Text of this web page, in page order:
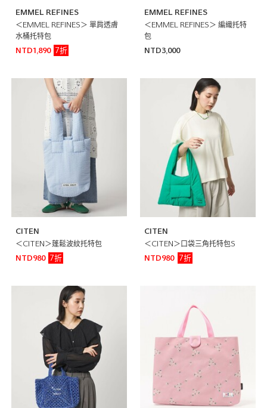
EMMEL REFINES
＜EMMEL REFINES＞ 單肩透膚
水桶托特包
NTD1,890
7折
EMMEL REFINES
＜EMMEL REFINES＞ 編織托特
包
NTD3,000
CITEN
＜CITEN＞蓬鬆波紋托特包
NTD980
7折
CITEN
＜CITEN＞口袋三角托特包S
NTD980
7折